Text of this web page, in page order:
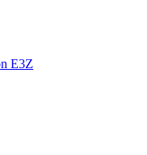
E3Z